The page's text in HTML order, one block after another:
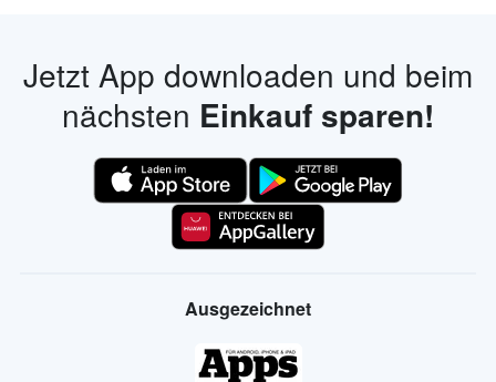
Jetzt App downloaden und beim
nächsten Einkauf sparen!
Ausgezeichnet